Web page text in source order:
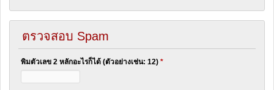
ตรวจสอบ Spam
พิมตัวเลข 2 หลักอะไรก็ได้ (ตัวอย่างเช่น: 12) *